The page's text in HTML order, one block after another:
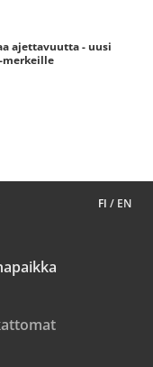
ajettavuutta - uusi
merkeille
FI / EN